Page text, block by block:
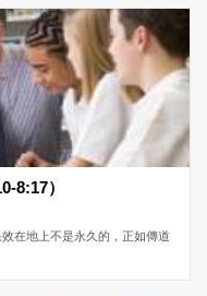
8:17）
在地上不是永久的，正如傳道